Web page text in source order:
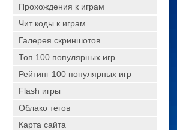
Прохождения к играм
Чит коды к играм
Галерея скриншотов
Топ 100 популярных игр
Рейтинг 100 популярных игр
Flash игры
Облако тегов
Карта сайта